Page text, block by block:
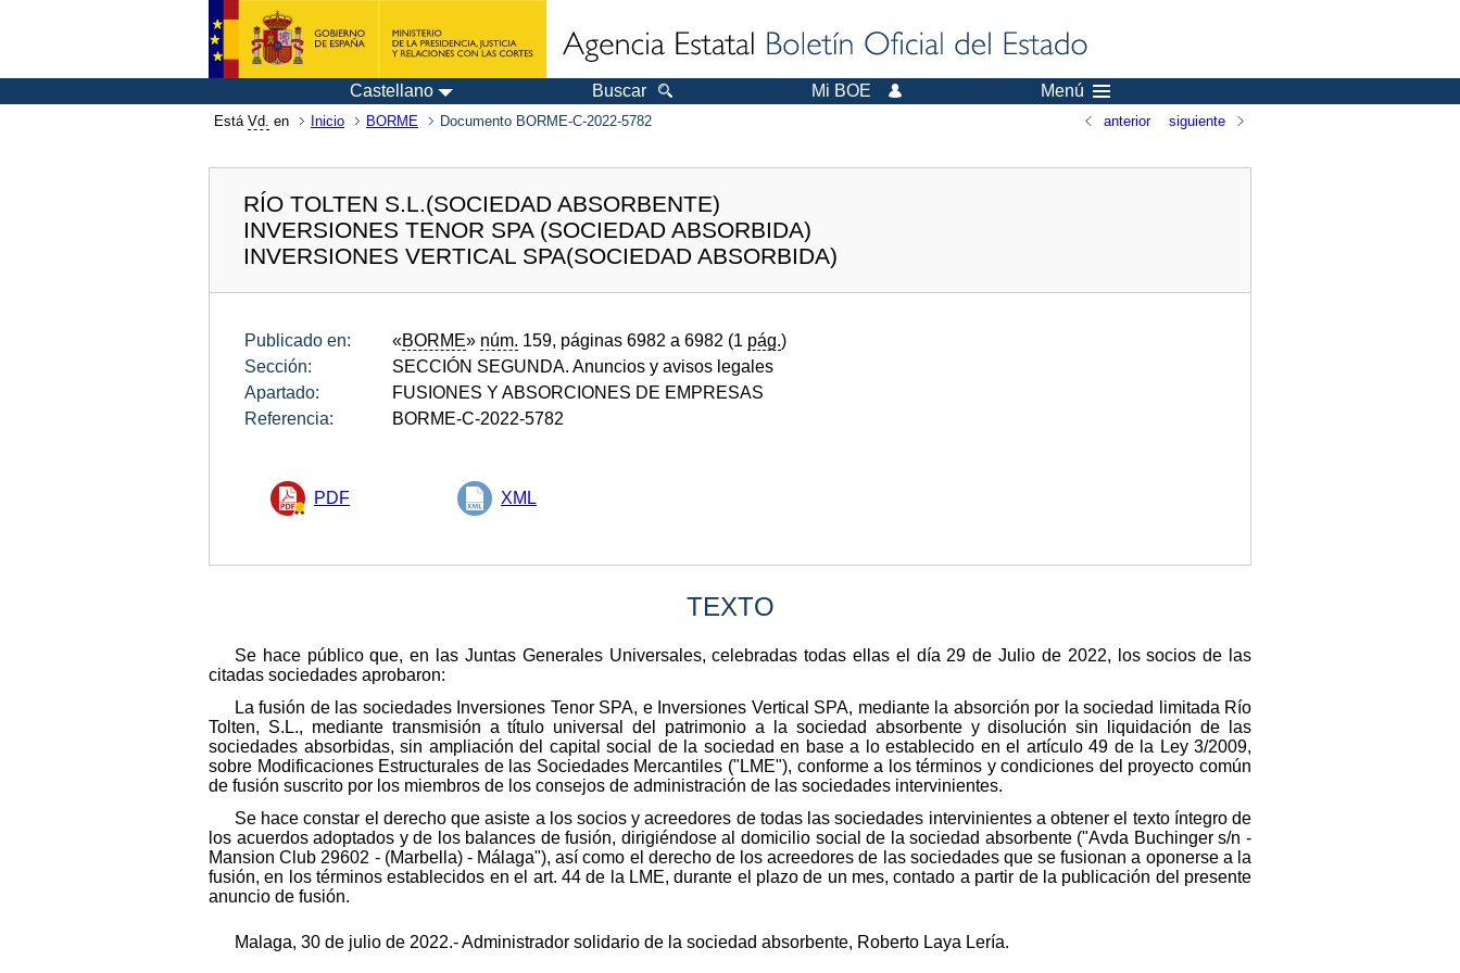
Castellano Buscar Mi BOE Menú
Está Vd. en Inicio BORME Documento BORME-C-2022-5782 anterior siguiente
RÍO TOLTEN S.L.(SOCIEDAD ABSORBENTE)
INVERSIONES TENOR SPA (SOCIEDAD ABSORBIDA)
INVERSIONES VERTICAL SPA(SOCIEDAD ABSORBIDA)
Publicado en: «BORME» núm. 159, páginas 6982 a 6982 (1 pág.)
Sección:
SECCIÓN SEGUNDA. Anuncios y avisos legales
Apartado:
FUSIONES Y ABSORCIONES DE EMPRESAS
Referencia:
BORME-C-2022-5782
PDF XML
TEXTO
Se hace público que, en las Juntas Generales Universales, celebradas todas ellas el día 29 de Julio de 2022, los socios de las
citadas sociedades aprobaron:
La fusión de las sociedades Inversiones Tenor SPA, e Inversiones Vertical SPA, mediante la absorción por la sociedad limitada Río
Tolten, S.L., mediante transmisión a título universal del patrimonio a la sociedad absorbente y disolución sin liquidación de las
sociedades absorbidas, sin ampliación del capital social de la sociedad en base a lo establecido en el artículo 49 de la Ley 3/2009,
sobre Modificaciones Estructurales de las Sociedades Mercantiles ("LME"), conforme a los términos y condiciones del proyecto común
de fusión suscrito por los miembros de los consejos de administración de las sociedades intervinientes.
Se hace constar el derecho que asiste a los socios y acreedores de todas las sociedades intervinientes a obtener el texto íntegro de
los acuerdos adoptados y de los balances de fusión, dirigiéndose al domicilio social de la sociedad absorbente ("Avda Buchinger s/n -
Mansion Club 29602 - (Marbella) - Málaga"), así como el derecho de los acreedores de las sociedades que se fusionan a oponerse a la
fusión, en los términos establecidos en el art. 44 de la LME, durante el plazo de un mes, contado a partir de la publicación del presente
anuncio de fusión.
Malaga, 30 de julio de 2022.- Administrador solidario de la sociedad absorbente, Roberto Laya Lería.